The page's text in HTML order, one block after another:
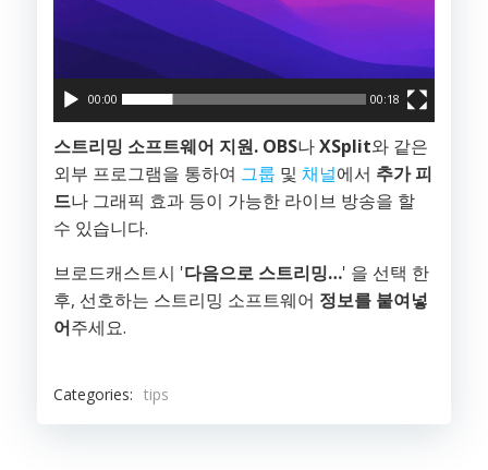
00:00 00:18
스트리밍 소프트웨어 지원. OBS나XSplit와 같은
외부 프로그램을 통하여 그룹 및 채널에서 추가 피
드나 그래픽 효과 등이 가능한 라이브 방송을 할
수 있습니다.
브로드캐스트시 '다음으로 스트리밍…' 을 선택 한
후, 선호하는 스트리밍 소프트웨어 정보를 붙여넣
어주세요.
Categories: tips